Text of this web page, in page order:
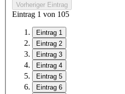
Vorheriger Eintrag
Eintrag 1 von 105
Eintrag 1
Eintrag 2
Eintrag 3
Eintrag 4
Eintrag 5
Eintrag 6